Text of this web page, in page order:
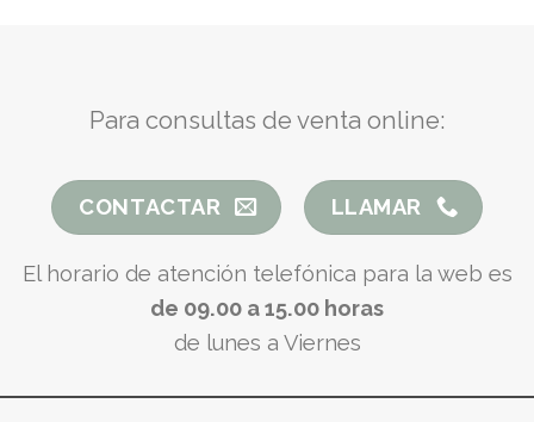
Para consultas de venta online:
CONTACTAR LLAMAR
El horario de atención telefónica para la web es
de 09.00 a 15.00 horas
de lunes a Viernes